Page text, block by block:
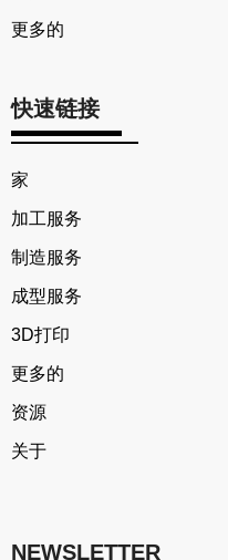
更多的
快速链接
家
加工服务
制造服务
成型服务
3D打印
更多的
资源
关于
NEWSLETTER